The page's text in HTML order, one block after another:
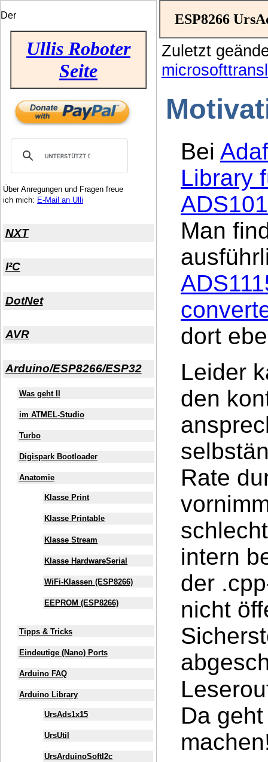
ESP8266
Zuletzt
Bei
Library
Man
dort
Leider
den
Rate
intern
der
nicht
Da
Der
Ullis Roboter
Seite
Über Anregungen und Fragen freue
ich mich: E-Mail an Ulli
NXT
I²C
DotNet
AVR
Arduino/ESP8266/ESP32
Was geht II
im ATMEL-Studio
Turbo
Digispark Bootloader
Anatomie
Klasse Print
Klasse Printable
Klasse Stream
Klasse HardwareSerial
WiFi-Klassen (ESP8266)
EEPROM (ESP8266)
Tipps & Tricks
Eindeutige (Nano) Ports
Arduino FAQ
Arduino Library
UrsAds1x15
UrsUtil
UrsArduinoSoftI2c